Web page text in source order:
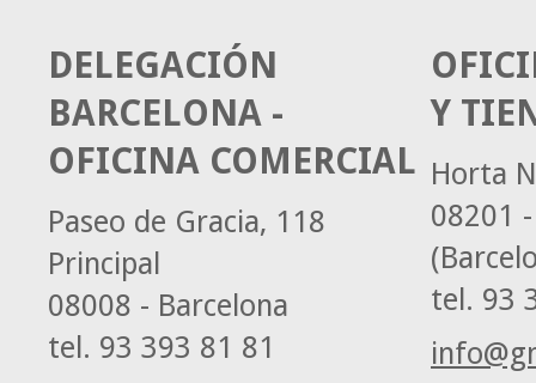
Y
Horta
08201
tel. 93
DELEGACIÓN
BARCELONA -
OFICINA COMERCIAL
Paseo de Gracia, 118
Principal
08008 - Barcelona
tel. 93 393 81 81